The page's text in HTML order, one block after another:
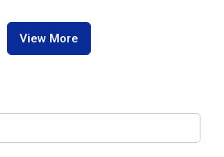
View More